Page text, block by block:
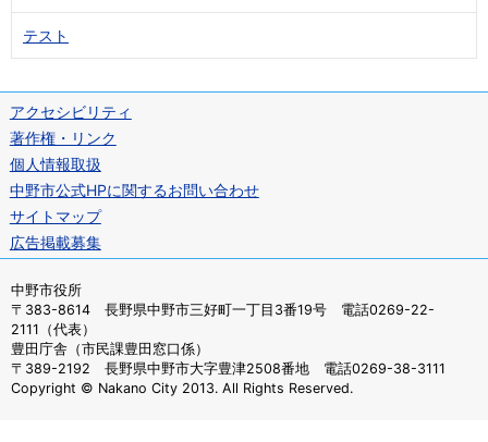
テスト
アクセシビリティ
著作権・リンク
個人情報取扱
中野市公式HPに関するお問い合わせ
サイトマップ
広告掲載募集
中野市役所
〒383-8614 長野県中野市三好町一丁目3番19号 電話0269-22-
2111（代表）
豊田庁舎（市民課豊田窓口係）
〒389-2192 長野県中野市大字豊津2508番地 電話0269-38-3111
Copyright © Nakano City 2013. All Rights Reserved.